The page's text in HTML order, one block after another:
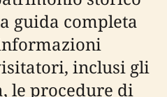
guida completa
inclusi gli
le procedure di